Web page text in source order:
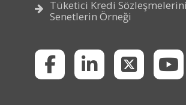
Tüketici Kredi
Senetlerin Örneği